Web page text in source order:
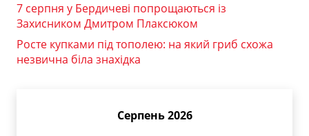
7 серпня у Бердичеві попрощаються із
Захисником Дмитром Плаксюком
Росте купками під тополею: на який гриб схожа
незвична біла знахідка
Серпень 2026